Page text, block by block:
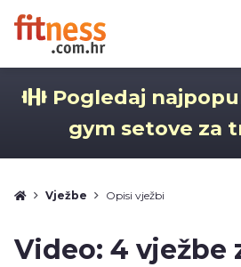
Pogledaj
gym setove za
Vježbe Opisi vježbi
Video: 4 vježbe